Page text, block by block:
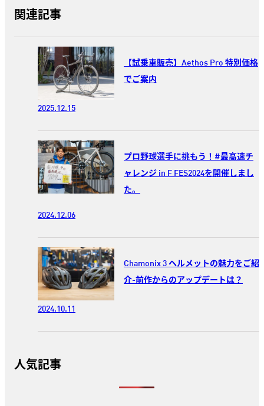
関連記事
【試乗車販売】Aethos Pro 特別価格
でご案内
2025.12.15
プロ野球選手に挑もう！#最高速チ
ャレンジ in F FES2024を開催しまし
た。
2024.12.06
Chamonix 3 ヘルメットの魅力をご紹
介-前作からのアップデートは？
2024.10.11
人気記事